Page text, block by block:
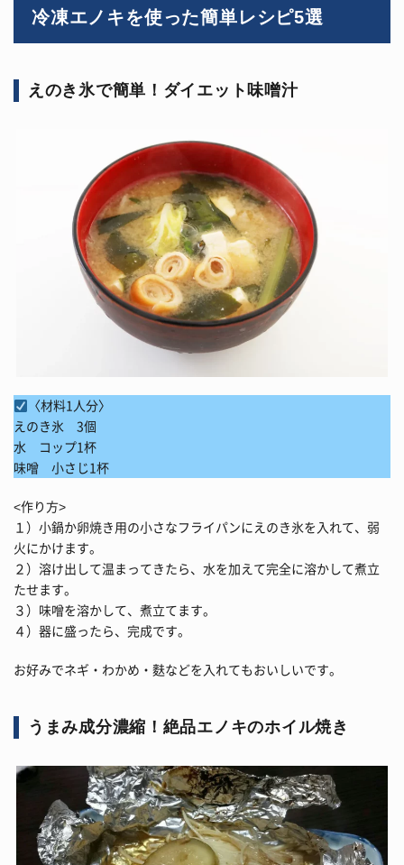
冷凍エノキを使った簡単レシピ5選
えのき氷で簡単！ダイエット味噌汁
〈材料1人分〉
えのき氷 3個
水 コップ1杯
味噌 小さじ1杯
<作り方>
１）小鍋か卵焼き用の小さなフライパンにえのき氷を入れて、弱
火にかけます。
２）溶け出して温まってきたら、水を加えて完全に溶かして煮立
たせます。
３）味噌を溶かして、煮立てます。
４）器に盛ったら、完成です。
お好みでネギ・わかめ・麩などを入れてもおいしいです。
うまみ成分濃縮！絶品エノキのホイル焼き